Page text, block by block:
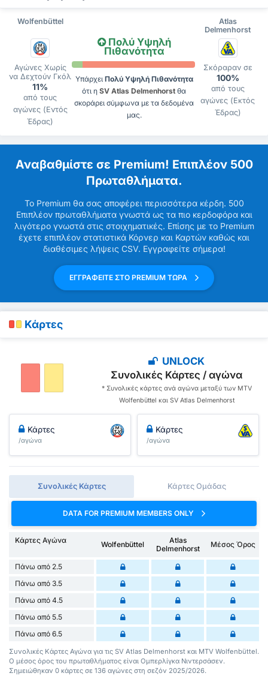
Wolfenbüttel
Atlas
Delmenhorst
Αγώνες Χωρίς
να Δεχτούν Γκόλ
11%
από τους
αγώνες (Εντός
Έδρας)
Πολύ Υψηλή
Πιθανότητα
Υπάρχει Πολύ Υψηλή Πιθανότητα
ότι η SV Atlas Delmenhorst θα
σκοράρει σύμφωνα με τα δεδομένα
μας.
Σκόραραν σε
100%
από τους
αγώνες (Εκτός
Έδρας)
Αναβαθμίστε σε Premium! Επιπλέον 500
Πρωταθλήματα.
Το Premium θα σας αποφέρει περισσότερα κέρδη. 500
Επιπλέον πρωταθλήματα γνωστά ως τα πιο κερδοφόρα και
λιγότερο γνωστά στις στοιχηματικές. Επίσης με το Premium
έχετε επιπλέον στατιστικά Κόρνερ και Καρτών καθώς και
διαθέσιμες λήψεις CSV. Εγγραφείτε σήμερα!
ΕΓΓΡΑΦΕΙΤΕ ΣΤΟ PREMIUM ΤΩΡΑ
Κάρτες
UNLOCK
Συνολικές Κάρτες / αγώνα
* Συνολικές κάρτες ανά αγώνα μεταξύ των MTV
Wolfenbüttel και SV Atlas Delmenhorst
Κάρτες
/αγώνα
Κάρτες
/αγώνα
Συνολικές Κάρτες Κάρτες Ομάδας
DATA FOR PREMIUM MEMBERS ONLY
Κάρτες Αγώνα Wolfenbüttel
Atlas
Delmenhorst
Μέσος Όρος
Πάνω από 2.5
Πάνω από 3.5
Πάνω από 4.5
Πάνω από 5.5
Πάνω από 6.5
Συνολικές Κάρτες Αγώνα για τις SV Atlas Delmenhorst και MTV Wolfenbüttel.
Ο μέσος όρος του πρωταθλήματος είναι Ομπερλίγκα Νιντερσάσεν.
Σημειώθηκαν 0 κάρτες σε 136 αγώνες στη σεζόν 2025/2026.